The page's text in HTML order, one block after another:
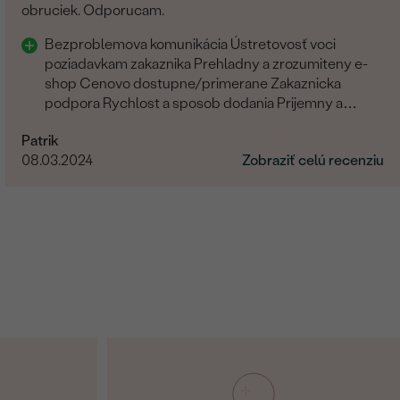
obruciek. Odporucam.
Bezproblemova komunikácia Ústretovosť voci
poziadavkam zakaznika Prehladny a zrozumiteny e-
shop Cenovo dostupne/primerane Zakaznicka
podpora Rychlost a sposob dodania Prijemny a
Patrik
08.03.2024
Zobraziť celú recenziu